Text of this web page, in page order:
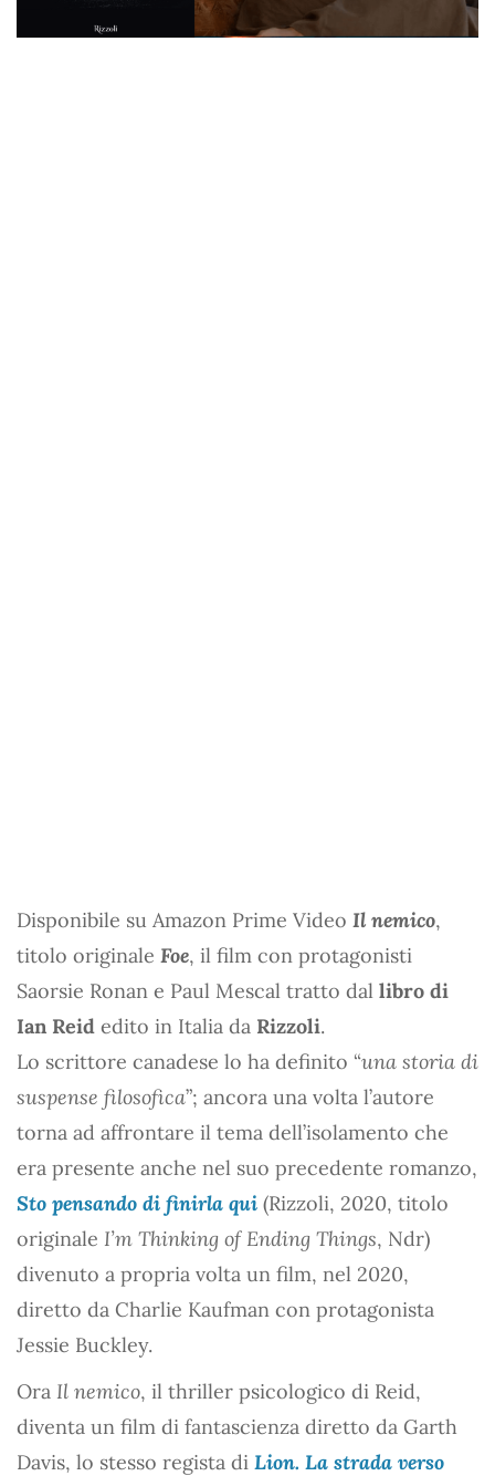
Disponibile su Amazon Prime Video Il nemico,
titolo originale Foe, il film con protagonisti
Saorsie Ronan e Paul Mescal tratto dal libro di
Ian Reid edito in Italia da Rizzoli.
Lo scrittore canadese lo ha definito “una storia di
suspense filosofica”; ancora una volta l’autore
torna ad affrontare il tema dell’isolamento che
era presente anche nel suo precedente romanzo,
Sto pensando di finirla qui (Rizzoli, 2020, titolo
originale I’m Thinking of Ending Things, Ndr)
divenuto a propria volta un film, nel 2020,
diretto da Charlie Kaufman con protagonista
Jessie Buckley.
Ora Il nemico, il thriller psicologico di Reid,
diventa un film di fantascienza diretto da Garth
Davis, lo stesso regista di Lion. La strada verso